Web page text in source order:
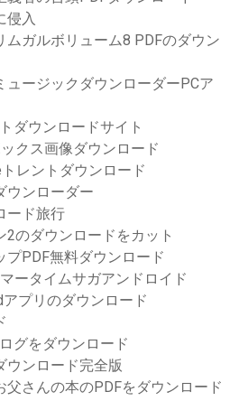
侵入
ムガルボリューム8 PDFのダウン
ュージックダウンローダーPCア
ダウンロードサイト
クス画像ダウンロード
レントダウンロード
ウンローダー
ード旅行
のダウンロードをカット
PDF無料ダウンロード
ータイムサガアンドロイド
アプリのダウンロード
グをダウンロード
ウンロード完全版
さんの本のPDFをダウンロード